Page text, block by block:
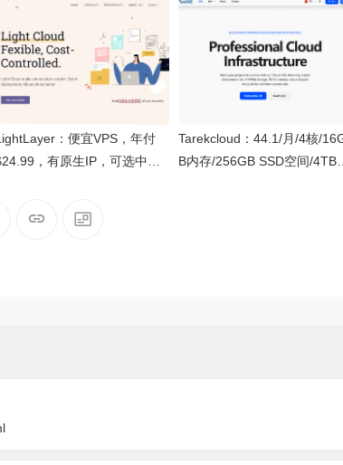
：便宜VPS，年付
，有原生IP，可选中国
Tarekcloud：44.1/月/4核/
B内存/256GB SSD空间/4TB